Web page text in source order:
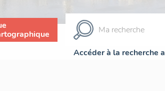
Accéder à la recherche